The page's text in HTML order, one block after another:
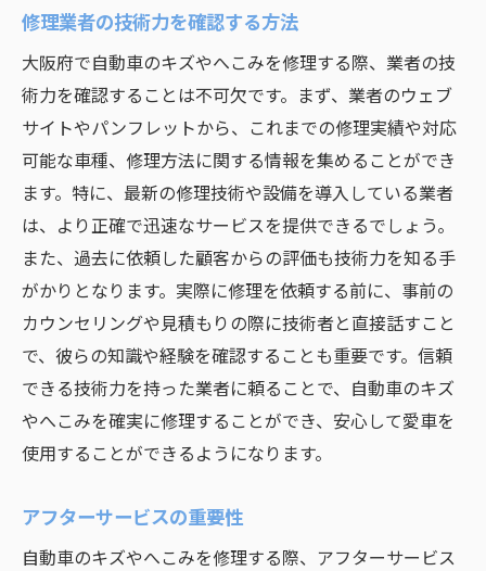
修理業者の技術力を確認する方法
大阪府で自動車のキズやへこみを修理する際、業者の技
術力を確認することは不可欠です。まず、業者のウェブ
サイトやパンフレットから、これまでの修理実績や対応
可能な車種、修理方法に関する情報を集めることができ
ます。特に、最新の修理技術や設備を導入している業者
は、より正確で迅速なサービスを提供できるでしょう。
また、過去に依頼した顧客からの評価も技術力を知る手
がかりとなります。実際に修理を依頼する前に、事前の
カウンセリングや見積もりの際に技術者と直接話すこと
で、彼らの知識や経験を確認することも重要です。信頼
できる技術力を持った業者に頼ることで、自動車のキズ
やへこみを確実に修理することができ、安心して愛車を
使用することができるようになります。
アフターサービスの重要性
自動車のキズやへこみを修理する際、アフターサービス